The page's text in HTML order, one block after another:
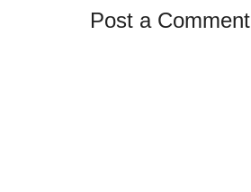
Post a Comment